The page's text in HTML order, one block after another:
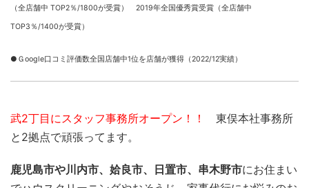
（全店舗中 TOP2％/1800が受賞） 2019年全国優秀賞受賞（全店舗中
TOP3％/1400が受賞）
●Ｇoogle口コミ評価数全国店舗中1位を店舗が獲得（2022/12実績）
武2丁目にスタッフ事務所オープン！！
東俣本社事務所
と2拠点で頑張ってます。
鹿児島市や川内市、姶良市、日置市、串木野市にお住まい